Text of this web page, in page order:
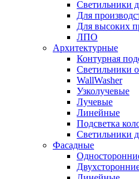
Светильники
Для
Для высоких
ЛПО
Архитектурные
Контурная
Светильники
WallWasher
Узколучевые
Лучевые
Линейные
Подсветка
Светильники
Фасадные